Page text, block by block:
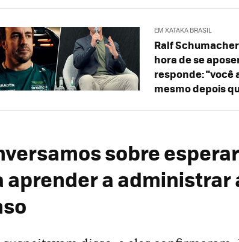
EM XATAKA BRASIL
Ralf
hora de se
responde: "você
mesmo depois
sobre
aprender a administrar